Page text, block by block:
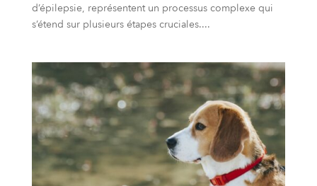
d’épilepsie, représentent un processus complexe qui
s’étend sur plusieurs étapes cruciales....